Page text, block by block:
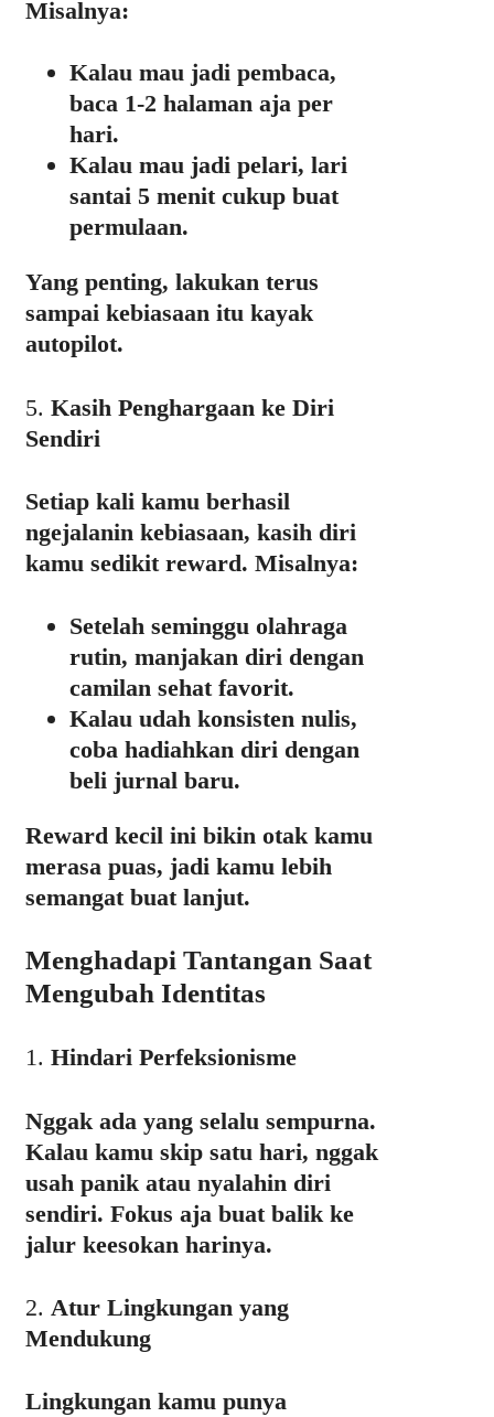
Misalnya:
Kalau mau jadi pembaca,
baca 1-2 halaman aja per
hari.
Kalau mau jadi pelari, lari
santai 5 menit cukup buat
permulaan.
Yang penting, lakukan terus
sampai kebiasaan itu kayak
autopilot.
5. Kasih Penghargaan ke Diri
Sendiri
Setiap kali kamu berhasil
ngejalanin kebiasaan, kasih diri
kamu sedikit reward. Misalnya:
Setelah seminggu olahraga
rutin, manjakan diri dengan
camilan sehat favorit.
Kalau udah konsisten nulis,
coba hadiahkan diri dengan
beli jurnal baru.
Reward kecil ini bikin otak kamu
merasa puas, jadi kamu lebih
semangat buat lanjut.
Menghadapi Tantangan Saat
Mengubah Identitas
1. Hindari Perfeksionisme
Nggak ada yang selalu sempurna.
Kalau kamu skip satu hari, nggak
usah panik atau nyalahin diri
sendiri. Fokus aja buat balik ke
jalur keesokan harinya.
2. Atur Lingkungan yang
Mendukung
Lingkungan kamu punya